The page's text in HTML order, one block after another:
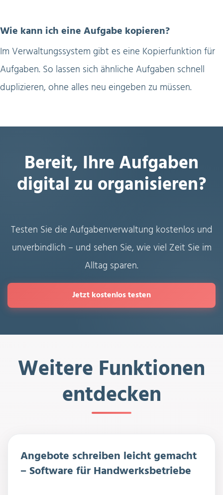
Wie kann ich eine Aufgabe kopieren?
Im Verwaltungssystem gibt es eine Kopierfunktion für
Aufgaben. So lassen sich ähnliche Aufgaben schnell
duplizieren, ohne alles neu eingeben zu müssen.
Bereit, Ihre Aufgaben
digital zu organisieren?
Testen Sie die Aufgabenverwaltung kostenlos und
unverbindlich – und sehen Sie, wie viel Zeit Sie im
Alltag sparen.
Jetzt kostenlos testen
Weitere Funktionen
entdecken
Angebote schreiben leicht gemacht
– Software für Handwerksbetriebe